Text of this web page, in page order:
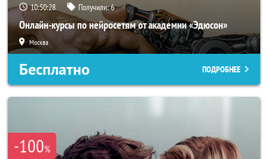
10:50:27 Получили:6
Онлайн-курсы по нейросетям от академии «Эдюсон»
Москва
Бесплатно ПОДРОБНЕЕ
-100%